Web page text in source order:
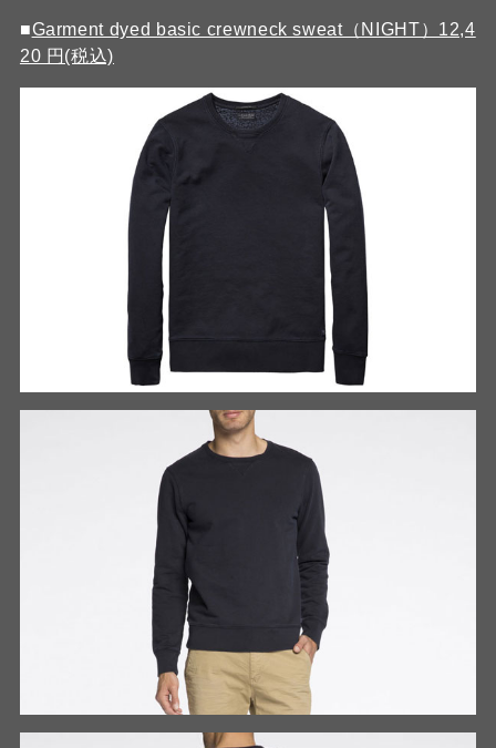
■Garment dyed basic crewneck sweat（NIGHT）12,4
20 円(税込)